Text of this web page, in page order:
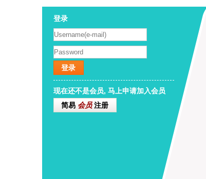
登录
登录
现在还不是会员, 马上申请加入会员
简易 会员注册